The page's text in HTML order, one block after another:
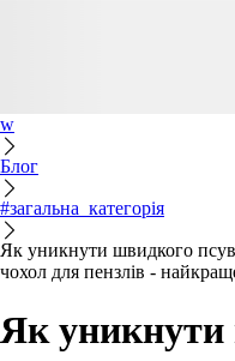
w
Блог
#загальна_категорія
Як уникнути швидкого
чохол для пензлів -
Як уникнути